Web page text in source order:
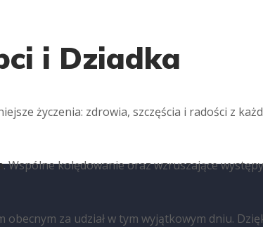
i Dziadka
życzenia: zdrowia, szczęścia i radości z
. Wspólne kolędowanie oraz wzruszające
za udział w tym wyjątkowym dniu.